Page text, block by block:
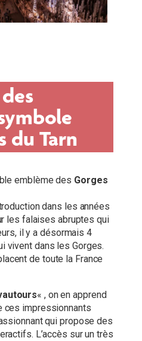
du Tarn
emblème des Gorges
dans les années
les falaises abruptes qui
il y a désormais 4
vivent dans les Gorges.
de toute la France
« , on en apprend
ces impressionnants
qui propose des
L’accès sur un très